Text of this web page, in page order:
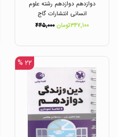
دوازدهم دوازدهم رشته علوم
انسانی انتشارات گاج
۳۴۷,۱۰۰تومان
۴۴۵,۰۰۰
۲۲ %